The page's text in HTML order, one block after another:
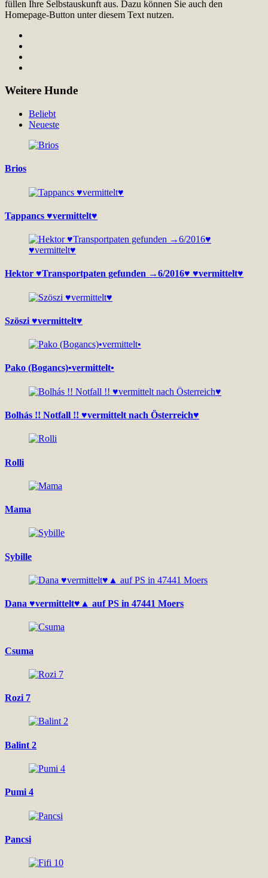
füllen Ihre Selbstauskunft aus. Dazu können Sie auch den
Homepage-Button unter diesem Text nutzen.
Weitere Hunde
Beliebt
Neueste
Brios
Tappancs ♥vermittelt♥
Hektor ♥Transportpaten gefunden →6/2016♥ ♥vermittelt♥
Szöszi ♥vermittelt♥
Pako (Bogancs)•vermittelt•
Bolhás !! Notfall !! ♥vermittelt nach Österreich♥
Rolli
Mama
Sybille
Dana ♥vermittelt♥▲ auf PS in 47441 Moers
Csuma
Rozi 7
Balint 2
Pumi 4
Pancsi